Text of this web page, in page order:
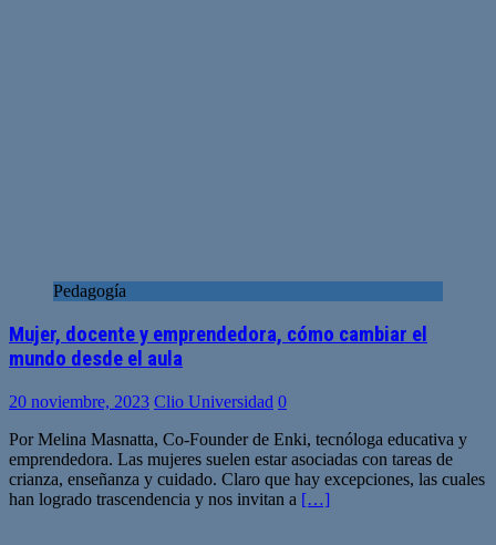
Pedagogía
Mujer, docente y emprendedora, cómo cambiar el
mundo desde el aula
20 noviembre, 2023 Clio Universidad 0
Por Melina Masnatta, Co-Founder de Enki, tecnóloga educativa y
emprendedora. Las mujeres suelen estar asociadas con tareas de
crianza, enseñanza y cuidado. Claro que hay excepciones, las cuales
han logrado trascendencia y nos invitan a […]